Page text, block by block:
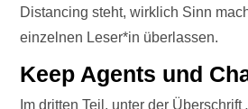
Distancing steht, wirklich Sinn
einzelnen Leser*in überlassen.
Keep Agents und
Im dritten Teil, unter der Überschrift